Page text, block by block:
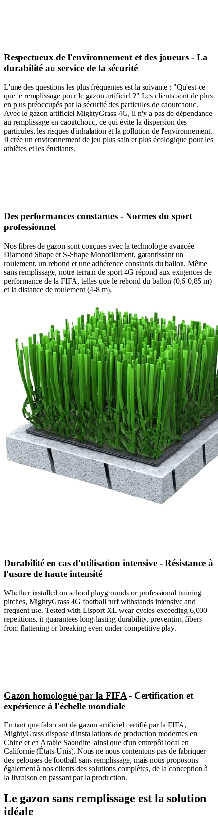
Respectueux de l'environnement et des joueurs - La
durabilité au service de la sécurité
L'une des questions les plus fréquentes est la suivante : "Qu'est-ce
que le remplissage pour le gazon artificiel ?" Les clients sont de plus
en plus préoccupés par la sécurité des particules de caoutchouc.
Avec le gazon artificiel MightyGrass 4G, il n'y a pas de dépendance
au remplissage en caoutchouc, ce qui évite la dispersion des
particules, les risques d'inhalation et la pollution de l'environnement.
Il crée un environnement de jeu plus sain et plus écologique pour les
athlètes et les étudiants.
Des performances constantes - Normes du sport
professionnel
Nos fibres de gazon sont conçues avec la technologie avancée
Diamond Shape et S-Shape Monofilament, garantissant un
roulement, un rebond et une adhérence constants du ballon. Même
sans remplissage, notre terrain de sport 4G répond aux exigences de
performance de la FIFA, telles que le rebond du ballon (0,6-0,85 m)
et la distance de roulement (4-8 m).
Durabilité en cas d'utilisation intensive - Résistance à
l'usure de haute intensité
Whether installed on school playgrounds or professional training
pitches, MightyGrass 4G football turf withstands intensive and
frequent use. Tested with Lisport XL wear cycles exceeding 6,000
repetitions, it guarantees long-lasting durability, preventing fibers
from flattening or breaking even under competitive play.
Gazon homologué par la FIFA - Certification et
expérience à l'échelle mondiale
En tant que fabricant de gazon artificiel certifié par la FIFA,
MightyGrass dispose d'installations de production modernes en
Chine et en Arabie Saoudite, ainsi que d'un entrepôt local en
Californie (États-Unis). Nous ne nous contentons pas de fabriquer
des pelouses de football sans remplissage, mais nous proposons
également à nos clients des solutions complètes, de la conception à
la livraison en passant par la production.
Le gazon sans remplissage est la solution
idéale